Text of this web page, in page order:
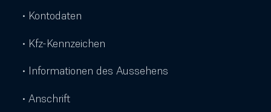
• Kontodaten
• Kfz-Kennzeichen
• Informationen des Aussehens
• Anschrift